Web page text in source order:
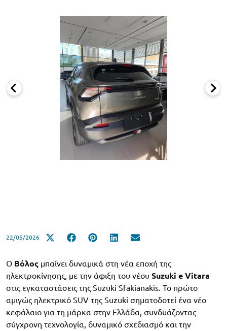
22/05/2026
Ο Βόλος μπαίνει δυναμικά στη νέα εποχή της
ηλεκτροκίνησης, με την άφιξη του νέου Suzuki e Vitara
στις εγκαταστάσεις της Suzuki Sfakianakis. Το πρώτο
αμιγώς ηλεκτρικό SUV της Suzuki σηματοδοτεί ένα νέο
κεφάλαιο για τη μάρκα στην Ελλάδα, συνδυάζοντας
σύγχρονη τεχνολογία, δυναμικό σχεδιασμό και την